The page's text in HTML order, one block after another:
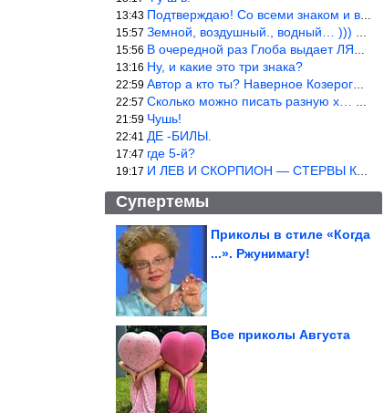
13:43 Подтверждаю! Со всеми знаком и все одиноки и Я )))
15:57 Земной, воздушный., водный… ))) выбери сам трех из 9 )))
15:56 В очередной раз Глоба выдает ЛЯП! А корректоры, редакторы пропус
13:16 Ну, и какие это три знака?
22:59 Автор а кто ты? Наверное Козерог… Рога жена Рыба наставила ))
22:57 Сколько можно писать разную х… йню? Автор что то обкурился?
21:59 Чушь!
22:41 ДЕ -БИЛЫ.
17:47 где 5-й?
19:17 И ЛЕВ И СКОРПИОН — СТЕРВЫ КАКИХ ЕЩЕ ПОИСКАТЬ НАДО
Супертемы
Свекольный сок
Приколы в стиле «Когда
...». Ржунимагу!
Все приколы Августа